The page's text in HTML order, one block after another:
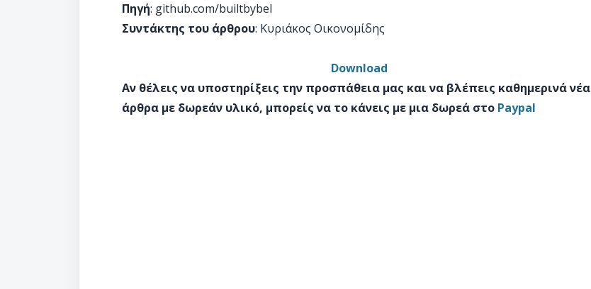
Πηγή: github.com/builtbybel
Συντάκτης του άρθρου: Κυριάκος Οικονομίδης
Download
Αν θέλεις να υποστηρίξεις την προσπάθεια μας και να βλέπεις καθημερινά νέα
άρθρα με δωρεάν υλικό, μπορείς να το κάνεις με μια δωρεά στο Paypal